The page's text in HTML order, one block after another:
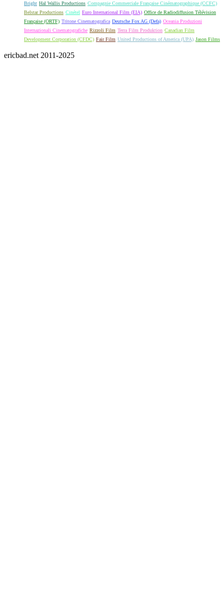
Bright Hal Wallis Productions Compagnie Commerciale Française Cinématographique (CCFC)
Belstar Productions Cinétel Euro International Film (EIA) Office de Radiodiffusion Télévision
Française (ORTF) Tritone Cinematografica Deutsche Fox AG (Defa) Oceania Produzioni
Internazionali Cinematografiche Rizzoli Film Terra Film Produktion Canadian Film
Development Corporation (CFDC) Fair Film United Productions of America (UPA) Jason Films
ericbad.net 2011-2025